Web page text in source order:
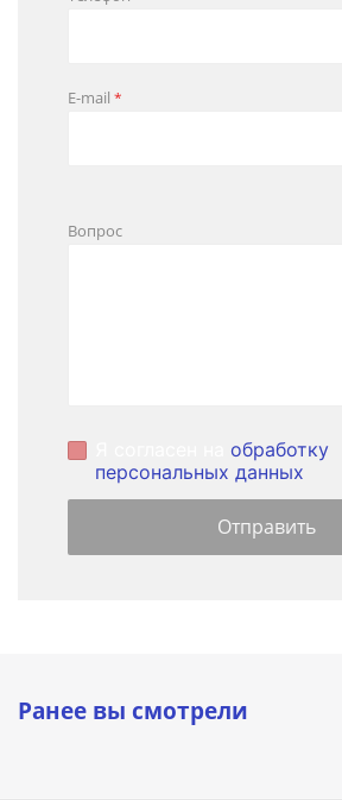
E-mail *
Вопрос
обработку
персональных данных
Ранее вы смотрели